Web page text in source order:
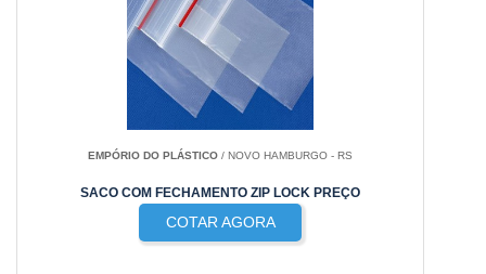
EMPÓRIO DO PLÁSTICO / NOVO HAMBURGO - RS
SACO COM FECHAMENTO ZIP LOCK PREÇO
COTAR AGORA